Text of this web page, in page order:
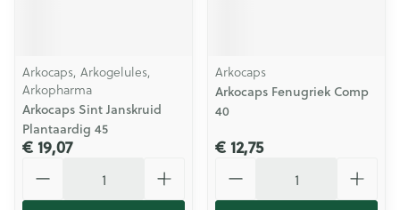
Arkocaps, Arkogelules,
Arkopharma
Arkocaps Sint Janskruid
Plantaardig 45
€ 19,07
Arkocaps
Arkocaps Fenugriek Comp
40
€ 12,75